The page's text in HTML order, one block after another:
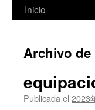
Saltar
contenido
Inicio
Archivo de
Publicada el 2023